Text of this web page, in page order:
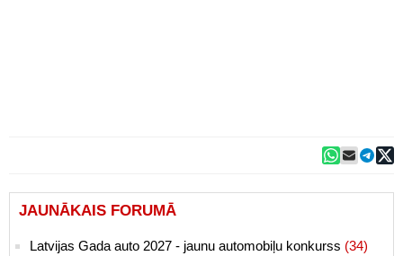
JAUNĀKAIS FORUMĀ
Latvijas Gada auto 2027 - jaunu automobiļu konkurss (34)